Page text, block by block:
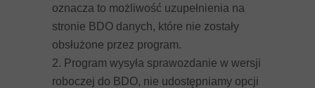
oznacza to możliwość uzupełnienia na
stronie BDO danych, które nie zostały
obsłużone przez program.
2. Program wysyła sprawozdanie w wersji
roboczej do BDO, nie udostępniamy opcji